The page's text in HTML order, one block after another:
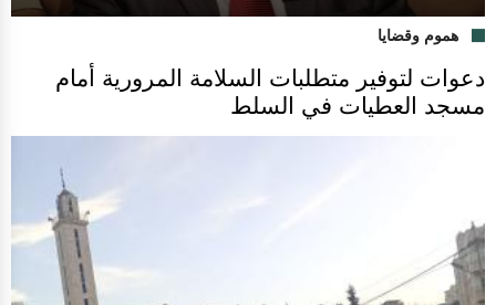
هموم وقضايا
دعوات لتوفير متطلبات السلامة المرورية أمام
مسجد العطيات في السلط